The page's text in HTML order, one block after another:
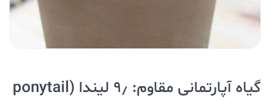
گیاه آپارتمانی مقاوم: ۹٫ لیندا (ponytail